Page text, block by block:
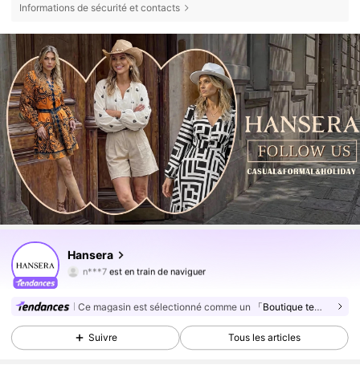
Informations de sécurité et contacts
Hansera
n***7est en train de naviguer
4,72
4.8K Suiveurs
4,72 4.8K Suiveurs
Ce magasin est sélectionné comme un 「Boutique tendance」
Suivre Tous les articles